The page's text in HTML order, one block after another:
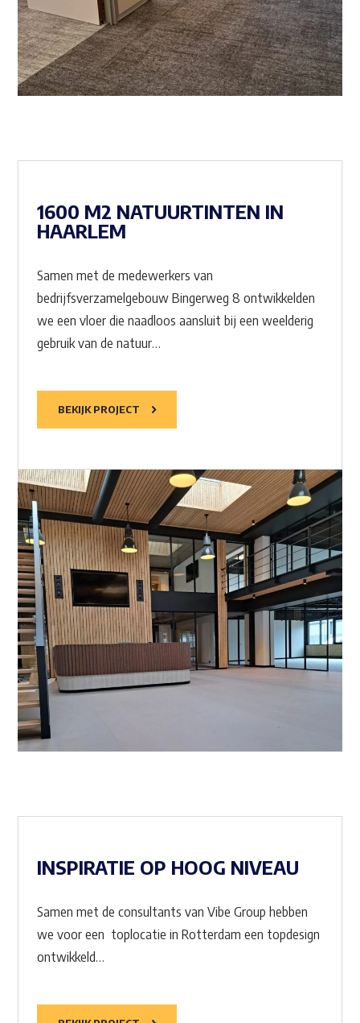
1600 M2 NATUURTINTEN IN
HAARLEM
Samen met de medewerkers van
bedrijfsverzamelgebouw Bingerweg 8 ontwikkelden
we een vloer die naadloos aansluit bij een weelderig
gebruik van de natuur…
BEKIJK PROJECT
INSPIRATIE OP HOOG NIVEAU
Samen met de consultants van Vibe Group hebben
we voor een toplocatie in Rotterdam een topdesign
ontwikkeld…